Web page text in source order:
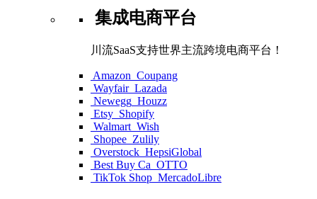
集成电商平台
川流SaaS支持世界主流跨境电商平台！
Amazon Coupang
Wayfair Lazada
Newegg Houzz
Etsy Shopify
Walmart Wish
Shopee Zulily
Overstock HepsiGlobal
Best Buy Ca OTTO
TikTok Shop MercadoLibre